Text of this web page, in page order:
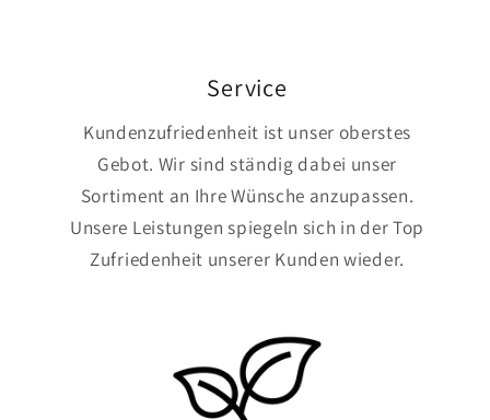
Service
Kundenzufriedenheit ist unser oberstes
Gebot. Wir sind ständig dabei unser
Sortiment an Ihre Wünsche anzupassen.
Unsere Leistungen spiegeln sich in der Top
Zufriedenheit unserer Kunden wieder.